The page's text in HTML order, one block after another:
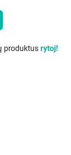
produktus rytoj!